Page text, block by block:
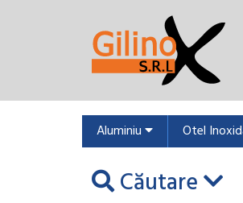
Aluminiu Otel
Căutare